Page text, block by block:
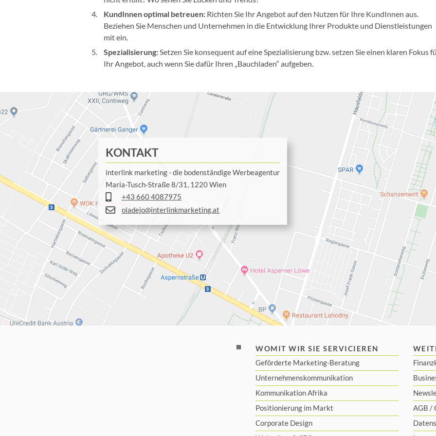
KundInnen optimal betreuen: Richten Sie Ihr Angebot auf den Nutzen für Ihre KundInnen aus.
Beziehen Sie Menschen und Unternehmen in die Entwicklung Ihrer Produkte und Dienstleistungen
mit ein.
Spezialisierung:Setzen Sie konsequent auf eine Spezialisierung bzw. setzen Sie einen klaren Fokus
Ihr Angebot, auch wenn Sie dafür Ihren „Bauchladen“ aufgeben.
KONTAKT
interlink marketing - die bodenständige Werbeagentur
Maria-Tusch-Straße 8/31, 1220 Wien
+43 660 4087975
oladejo@interlinkmarketing.at
WOMIT WIR SIE SERVICIEREN
Geförderte Marketing-Beratung
Unternehmenskommunikation
Kommunikation Afrika
Positionierung im Markt
Corporate Design
AGB /